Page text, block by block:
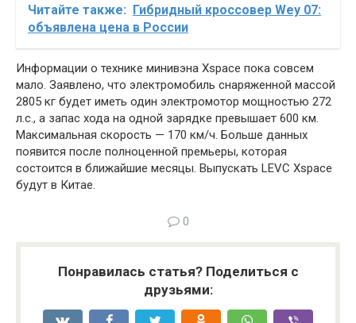
Читайте также:
Гибридный кроссовер Wey 07:
объявлена цена в России
Информации о технике минивэна Xspace пока совсем
мало. Заявлено, что электромобиль снаряженной массой
2805 кг будет иметь один электромотор мощностью 272
л.с., а запас хода на одной зарядке превышает 600 км.
Максимальная скорость — 170 км/ч. Больше данных
появится после полноценной премьеры, которая
состоится в ближайшие месяцы. Выпускать LEVC Xspace
будут в Китае.
0
Понравилась статья? Поделиться с
друзьями: